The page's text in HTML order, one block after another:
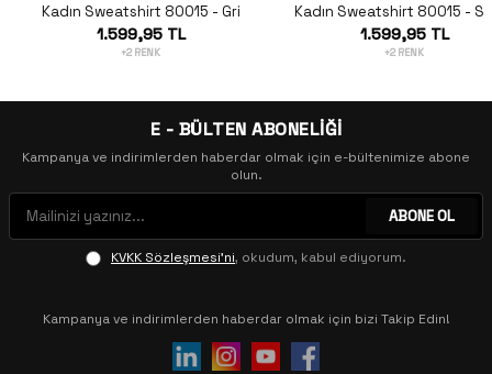
Kadın Sweatshirt 80015 - Gri
1.599,95 TL
+2 RENK
Kadın Sweatshirt 80015 -
1.599,95 TL
+2 RENK
E - BÜLTEN ABONELİĞİ
Kampanya ve indirimlerden haberdar olmak için e-bültenimize abone
olun.
ABONE OL
KVKK Sözleşmesi'ni, okudum, kabul ediyorum.
Kampanya ve indirimlerden haberdar olmak için bizi Takip Edin!